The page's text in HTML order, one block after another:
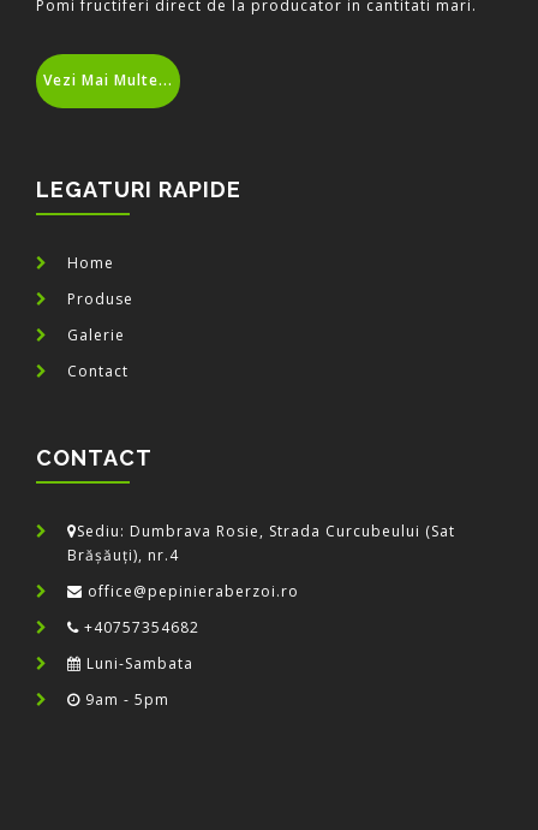
Pomi fructiferi direct de la producator in cantitati mari.
Vezi Mai Multe...
LEGATURI RAPIDE
Home
Produse
Galerie
Contact
CONTACT
Sediu: Dumbrava Rosie, Strada Curcubeului (Sat
Brășăuți), nr.4
office@pepinieraberzoi.ro
+40757354682
Luni-Sambata
9am - 5pm